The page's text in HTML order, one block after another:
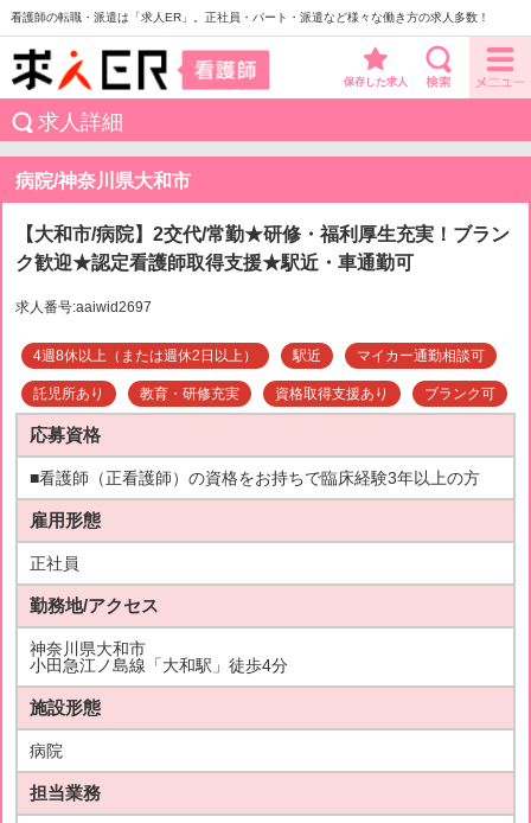
看護師の転職・派遣は「求人ER」。正社員・パート・派遣など様々な働き方の求人多数！
保存した求人
求人詳細
病院/神奈川県大和市
【大和市/病院】2交代/常勤★研修・福利厚生充実！ブラン
ク歓迎★認定看護師取得支援★駅近・車通勤可
求人番号:aaiwid2697
4週8休以上（または週休2日以上） 駅近 マイカー通勤相談可
託児所あり 教育・研修充実 資格取得支援あり ブランク可
応募資格
■看護師（正看護師）の資格をお持ちで臨床経験3年以上の方
雇用形態
正社員
勤務地/アクセス
神奈川県大和市
小田急江ノ島線「大和駅」徒歩4分
施設形態
病院
担当業務